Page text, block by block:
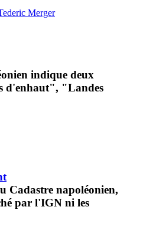
Merger
indique deux
d'enhaut", "Landes
Cadastre napoléonien,
par l'IGN ni les